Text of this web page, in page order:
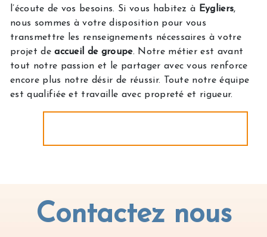
l’écoute de vos besoins. Si vous habitez à Eygliers,
nous sommes à votre disposition pour vous
transmettre les renseignements nécessaires à votre
projet deaccueil de groupe. Notre métier est avant
tout notre passion et le partager avec vous renforce
encore plus notre désir de réussir. Toute notre équipe
est qualifiée et travaille avec propreté et rigueur.
Contactez nous